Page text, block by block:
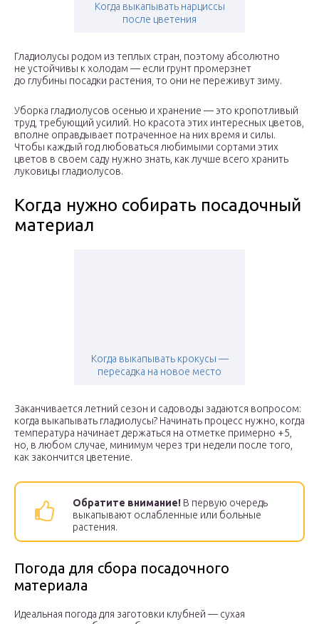
Когда выкапывать нарциссы
после цветения
Гладиолусы родом из теплых стран, поэтому абсолютно
не устойчивы к холодам — если грунт промерзнет
до глубины посадки растения, то они не переживут зиму.
Уборка гладиолусов осенью и хранение — это кропотливый
труд, требующий усилий. Но красота этих интересных цветов,
вполне оправдывает потраченное на них время и силы.
Чтобы каждый год любоваться любимыми сортами этих
цветов в своем саду нужно знать, как лучше всего хранить
луковицы гладиолусов.
Когда нужно собирать посадочный
материал
Когда выкапывать крокусы —
пересадка на новое место
Заканчивается летний сезон и садоводы задаются вопросом:
когда выкапывать гладиолусы? Начинать процесс нужно, когда
температура начинает держаться на отметке примерно +5,
но, в любом случае, минимум через три недели после того,
как закончится цветение.
Обратите внимание! В первую очередь
выкапывают ослабленные или больные
растения.
Погода для сбора посадочного
материала
Идеальная погода для заготовки клубней — сухая